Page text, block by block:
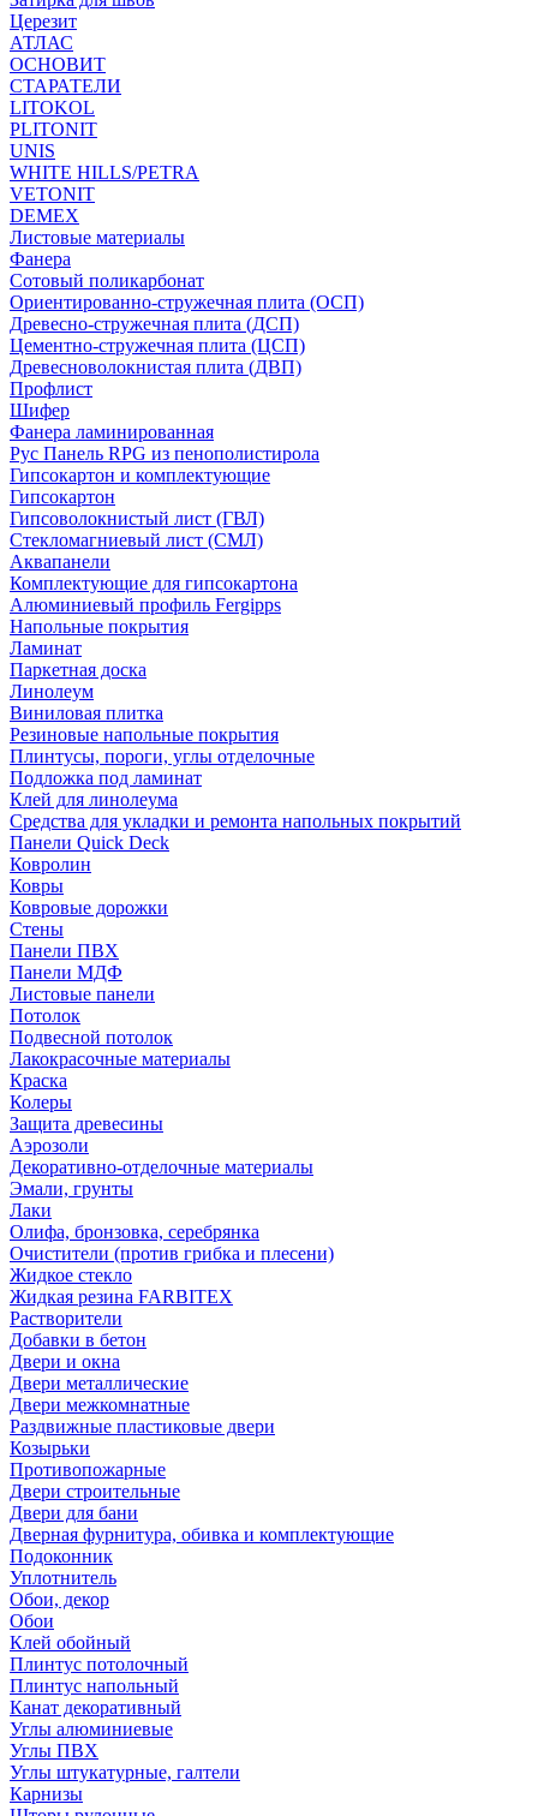
Церезит
АТЛАС
ОСНОВИТ
СТАРАТЕЛИ
LITOKOL
PLITONIT
UNIS
WHITE HILLS/PETRA
VETONIT
DEMEX
Листовые материалы
Фанера
Сотовый поликарбонат
Ориентированно-стружечная плита (ОСП)
Древесно-стружечная плита (ДСП)
Цементно-стружечная плита (ЦСП)
Древесноволокнистая плита (ДВП)
Профлист
Шифер
Фанера ламинированная
Рус Панель RPG из пенополистирола
Гипсокартон и комплектующие
Гипсокартон
Гипсоволокнистый лист (ГВЛ)
Стекломагниевый лист (СМЛ)
Аквапанели
Комплектующие для гипсокартона
Алюминиевый профиль Fergipps
Напольные покрытия
Ламинат
Паркетная доска
Линолеум
Виниловая плитка
Резиновые напольные покрытия
Плинтусы, пороги, углы отделочные
Подложка под ламинат
Клей для линолеума
Средства для укладки и ремонта напольных покрытий
Панели Quick Deck
Ковролин
Ковры
Ковровые дорожки
Стены
Панели ПВХ
Панели МДФ
Листовые панели
Потолок
Подвесной потолок
Лакокрасочные материалы
Краска
Колеры
Защита древесины
Аэрозоли
Декоративно-отделочные материалы
Эмали, грунты
Лаки
Олифа, бронзовка, серебрянка
Очистители (против грибка и плесени)
Жидкое стекло
Жидкая резина FARBITEX
Растворители
Добавки в бетон
Двери и окна
Двери металлические
Двери межкомнатные
Раздвижные пластиковые двери
Козырьки
Противопожарные
Двери строительные
Двери для бани
Дверная фурнитура, обивка и комплектующие
Подоконник
Уплотнитель
Обои, декор
Обои
Клей обойный
Плинтус потолочный
Плинтус напольный
Канат декоративный
Углы алюминиевые
Углы ПВХ
Углы штукатурные, галтели
Карнизы